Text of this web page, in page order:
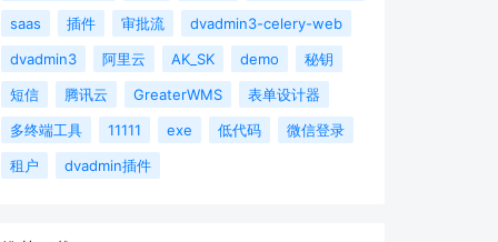
saas
插件 审批流
dvadmin3-celery-web
dvadmin3
阿里云 AK_SK demo
秘钥
短信
腾讯云 GreaterWMS
表单设计器
多终端工具
11111 exe 低代码
微信登录
租户
dvadmin插件